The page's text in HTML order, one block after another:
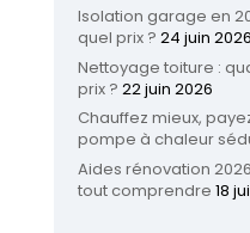
Isolation garage en
quel prix ? 24 juin 2026
Nettoyage toiture :
prix ? 22 juin 2026
Chauffez mieux,
pompe à chaleur
Aides rénovation
tout comprendre 18